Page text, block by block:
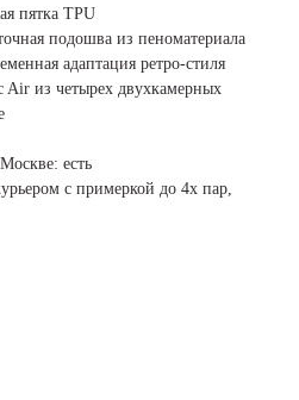
пятка TPU
подошва из пеноматериала
адаптация ретро-стиля
Air из четырех двухкамерных
есть
с примеркой до 4х пар,